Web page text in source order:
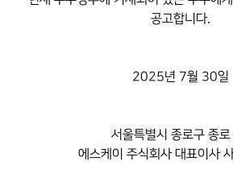
공고합니다.
2025년 7월 30일
서울특별시 종로구 종
에스케이 주식회사 대표이사